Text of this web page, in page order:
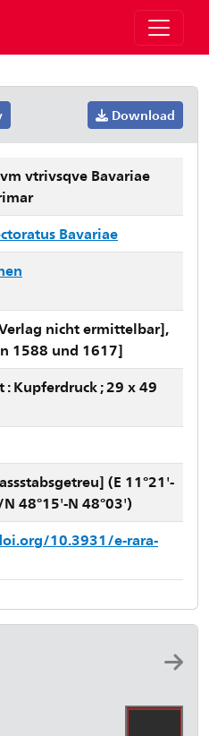
Download
vtrivsqve Bavariae
Bavariae
nicht ermittelbar],
1588 und 1617]
: Kupferdruck ; 29 x 49
(E 11°21'-
48°15'-N 48°03')
10.3931/e-rara-